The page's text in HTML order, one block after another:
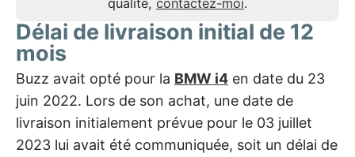
Délai de livraison initial de 12
mois
Buzz avait opté pour la BMW i4 en date du 23
juin 2022. Lors de son achat, une date de
livraison initialement prévue pour le 03 juillet
2023 lui avait été communiquée, soit un délai de